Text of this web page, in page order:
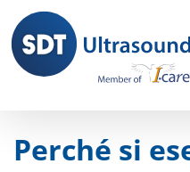
content
Perché si